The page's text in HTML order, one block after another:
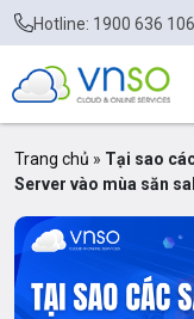
Hotline: 1900 636 106
Trang chủ » Tại sao
Server vào mùa săn